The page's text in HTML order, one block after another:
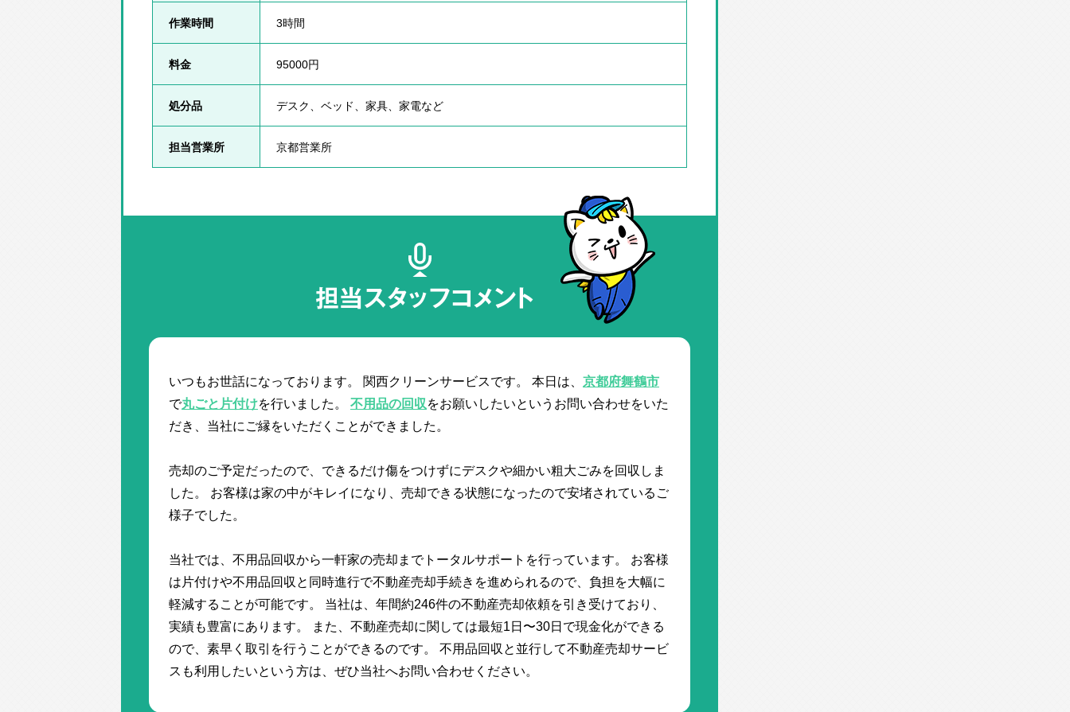
作業時間 3時間
料金 95000円
処分品 デスク、ベッド、家具、家電など
担当営業所 京都営業所
担当スタッフコメント
いつもお世話になっております。 関西クリーンサービスです。 本日は、 京都府舞鶴市
で丸ごと片付けを行いました。 不用品の回収をお願いしたいというお問い合わせをいた
だき、当社にご縁をいただくことができました。
売却のご予定だったので、できるだけ傷をつけずにデスクや細かい粗大ごみを回収しま
した。 お客様は家の中がキレイになり、売却できる状態になったので安堵されているご
様子でした。
当社では、不用品回収から一軒家の売却までトータルサポートを行っています。 お客様
は片付けや不用品回収と同時進行で不動産売却手続きを進められるので、負担を大幅に
軽減することが可能です。 当社は、年間約246件の不動産売却依頼を引き受けており、
実績も豊富にあります。 また、不動産売却に関しては最短1日〜30日で現金化ができる
ので、素早く取引を行うことができるのです。 不用品回収と並行して不動産売却サービ
スも利用したいという方は、ぜひ当社へお問い合わせください。